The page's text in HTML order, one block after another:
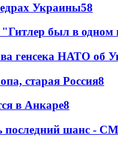
Украины58
был в одном
генсека НАТО об
старая Россия8
в Анкаре8
последний шанс -